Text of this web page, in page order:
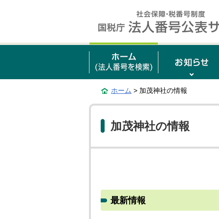
ホーム > 加茂神社の情報
加茂神社の情報
最新情報